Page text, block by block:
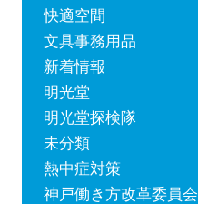
快適空間
文具事務用品
新着情報
明光堂
明光堂探検隊
未分類
熱中症対策
神戸働き方改革委員会